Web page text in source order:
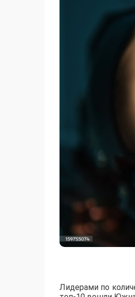
Лидерами по